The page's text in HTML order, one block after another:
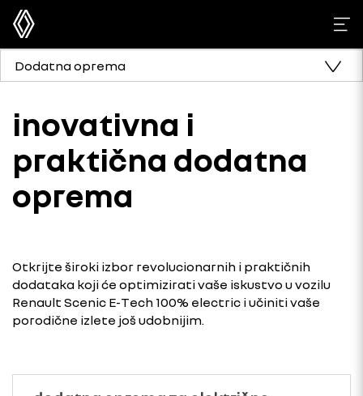
Dodatna oprema
inovativna i
praktična dodatna
oprema
Otkrijte široki izbor revolucionarnih i praktičnih
dodataka koji će optimizirati vaše iskustvo u vozilu
Renault Scenic E-Tech 100% electric i učiniti vaše
porodične izlete još udobnijim.